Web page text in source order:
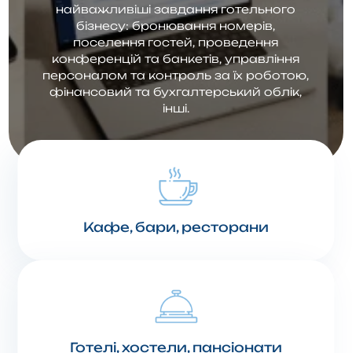
найважливіші завдання готельного
бізнесу: бронювання номерів,
поселення гостей, проведення
конференцій та банкетів, управління
персоналом та контроль за їх роботою,
фінансовий та бухгалтерський облік,
інші.
Кафе, бари, ресторани
Готелі, хостели, пансіонати